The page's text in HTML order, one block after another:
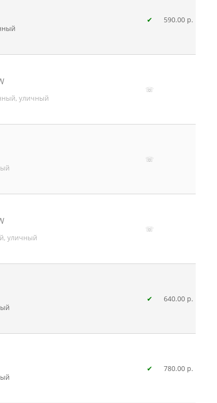
✔ 590.00 р.
уличный
☏
☏
уличный
☏
✔ 640.00 р.
✔ 780.00 р.